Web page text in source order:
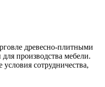
древесно-плитными
производства мебели.
сотрудничества,